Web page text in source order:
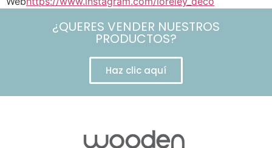
¿QUERES VENDER NUESTROS
PRODUCTOS?
Haz clic aquí